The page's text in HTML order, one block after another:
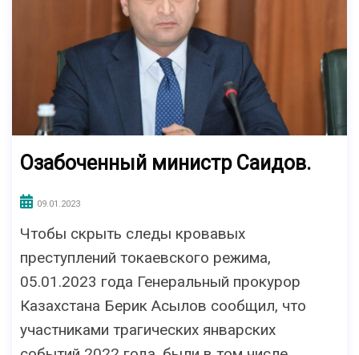
Озабоченный министр Саидов.
09.01.2023
Чтобы скрыть следы кровавых
преступлений токаевского режима,
05.01.2023 года Генеральный прокурор
Казахстана Берик Асылов сообщил, что
участниками трагических январских